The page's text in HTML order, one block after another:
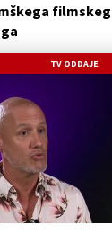
TV ODDAJE